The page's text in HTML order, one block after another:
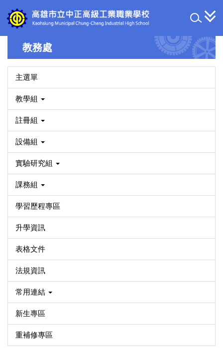
到
主
教務處
主選單
教學組
註冊組
設備組
實驗研究組
課務組
學習歷程專區
升學資訊
表格文件
法規資訊
常用連結
新生專區
重補修專區